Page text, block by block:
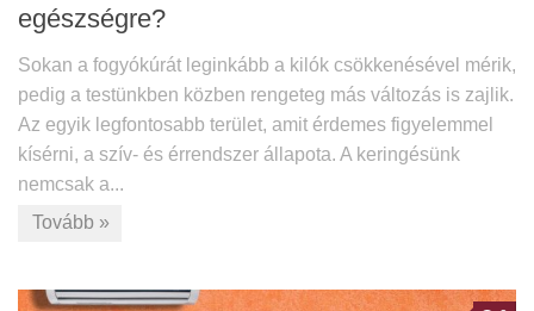
egészségre?
Sokan a fogyókúrát leginkább a kilók csökkenésével mérik,
pedig a testünkben közben rengeteg más változás is zajlik.
Az egyik legfontosabb terület, amit érdemes figyelemmel
kísérni, a szív- és érrendszer állapota. A keringésünk
nemcsak a...
Tovább »